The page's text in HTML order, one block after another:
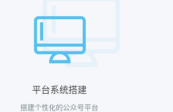
平台系统搭建
搭建个性化的公众号平台